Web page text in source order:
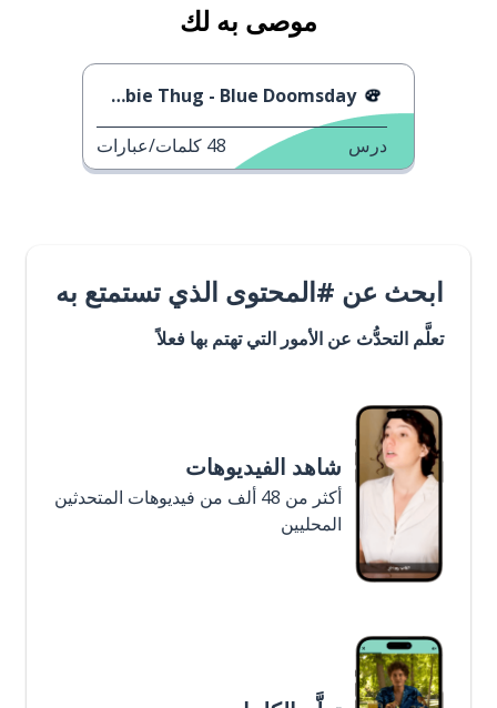
موصى به لك
Bambie Thug - Blue Doomsday
درس 48 كلمات/عبارات
ابحث عن #المحتوى الذي تستمتع به
تعلَّم التحدُّث عن الأمور التي تهتم بها فعلاً
شاهد الفيديوهات
أكثر من 48 ألف من فيديوهات المتحدثين
المحليين